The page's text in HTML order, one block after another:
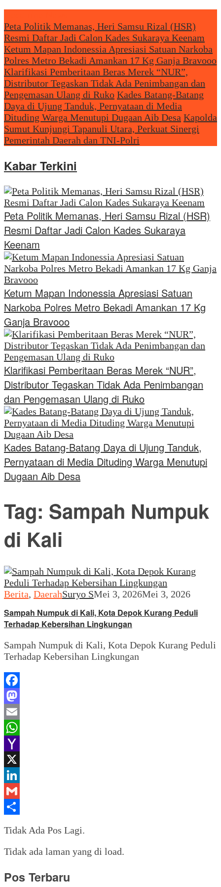
Peta Politik Memanas, Heri Samsu Rizal (HSR)
Resmi Daftar Jadi Calon Kades Sukaraya Keenam
Ketum Mapan Indonessia Apresiasi Satuan Narkoba
Polres Metro Bekadi Amankan 17 Kg Ganja Bravooo
Klarifikasi Pemberitaan Beras Merek “NUR”,
Distributor Tegaskan Tidak Ada Penimbangan dan
Pengemasan Ulang di Ruko Kades Batang-Batang
Daya di Ujung Tanduk, Pernyataan di Media
Dituding Warga Menutupi Dugaan Aib Desa Kapolda
Sumut Kunjungi Tapanuli Utara, Perkuat Sinergi
Pemerintah Daerah dan TNI-Polri
Kabar Terkini
Peta Politik Memanas, Heri Samsu Rizal (HSR)
Resmi Daftar Jadi Calon Kades Sukaraya
Keenam
Ketum Mapan Indonessia Apresiasi Satuan
Narkoba Polres Metro Bekadi Amankan 17 Kg
Ganja Bravooo
Klarifikasi Pemberitaan Beras Merek “NUR”,
Distributor Tegaskan Tidak Ada Penimbangan
dan Pengemasan Ulang di Ruko
Kades Batang-Batang Daya di Ujung Tanduk,
Pernyataan di Media Dituding Warga Menutupi
Dugaan Aib Desa
Tag: Sampah Numpuk
di Kali
Berita, DaerahSuryo SMei 3, 2026Mei 3, 2026
Sampah Numpuk di Kali, Kota Depok Kurang Peduli
Terhadap Kebersihan Lingkungan
Sampah Numpuk di Kali, Kota Depok Kurang Peduli
Terhadap Kebersihan Lingkungan
Facebook
Mastodon
Email
WhatsApp
Yahoo
Mail
X
LinkedIn
Gmail
Tidak Ada Pos Lagi.
Tidak ada laman yang di load.
Pos Terbaru